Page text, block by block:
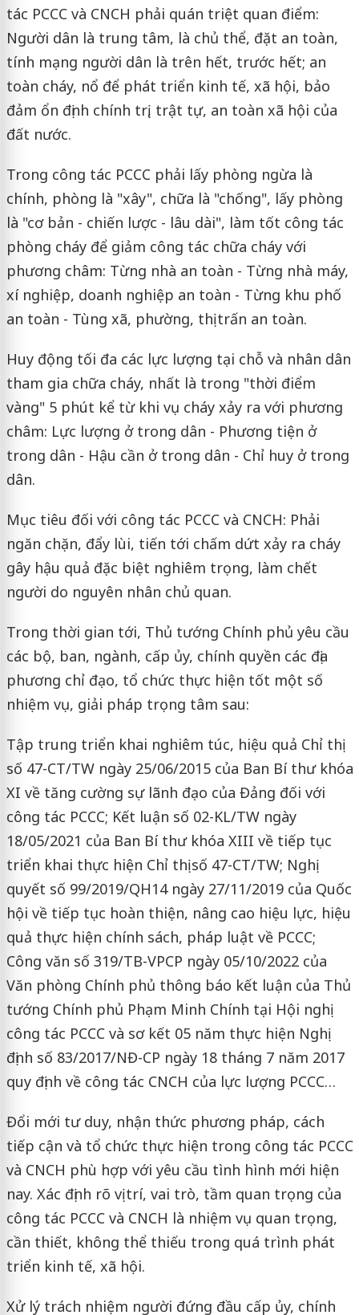
tác PCCC và CNCH phải quán triệt quan điểm:
Người dân là trung tâm, là chủ thể, đặt an toàn,
tính mạng người dân là trên hết, trước hết; an
toàn cháy, nổ để phát triển kinh tế, xã hội, bảo
đảm ổn định chính trị, trật tự, an toàn xã hội của
đất nước.
Trong công tác PCCC phải lấy phòng ngừa là
chính, phòng là "xây", chữa là "chống", lấy phòng
là "cơ bản - chiến lược - lâu dài", làm tốt công tác
phòng cháy để giảm công tác chữa cháy với
phương châm: Từng nhà an toàn - Từng nhà máy,
xí nghiệp, doanh nghiệp an toàn - Từng khu phố
an toàn - Tùng xã, phường, thị trấn an toàn.
Huy động tối đa các lực lượng tại chỗ và nhân dân
tham gia chữa cháy, nhất là trong "thời điểm
vàng" 5 phút kể từ khi vụ cháy xảy ra với phương
châm: Lực lượng ở trong dân - Phương tiện ở
trong dân - Hậu cần ở trong dân - Chỉ huy ở trong
dân.
Mục tiêu đối với công tác PCCC và CNCH: Phải
ngăn chặn, đẩy lùi, tiến tới chấm dứt xảy ra cháy
gây hậu quả đặc biệt nghiêm trọng, làm chết
người do nguyên nhân chủ quan.
Trong thời gian tới, Thủ tướng Chính phủ yêu cầu
các bộ, ban, ngành, cấp ủy, chính quyền các địa
phương chỉ đạo, tổ chức thực hiện tốt một số
nhiệm vụ, giải pháp trọng tâm sau:
Tập trung triển khai nghiêm túc, hiệu quả Chỉ thị
số 47-CT/TW ngày 25/06/2015 của Ban Bí thư khóa
XI về tăng cường sự lãnh đạo của Đảng đối với
công tác PCCC; Kết luận số 02-KL/TW ngày
18/05/2021 của Ban Bí thư khóa XIII về tiếp tục
triển khai thực hiện Chỉ thị số 47-CT/TW; Nghị
quyết số 99/2019/QH14 ngày 27/11/2019 của Quốc
hội về tiếp tục hoàn thiện, nâng cao hiệu lực, hiệu
quả thực hiện chính sách, pháp luật về PCCC;
Công văn số 319/TB-VPCP ngày 05/10/2022 của
Văn phòng Chính phủ thông báo kết luận của Thủ
tướng Chính phủ Phạm Minh Chính tại Hội nghị
công tác PCCC và sơ kết 05 năm thực hiện Nghị
định số 83/2017/NĐ-CP ngày 18 tháng 7 năm 2017
quy định về công tác CNCH của lực lượng PCCC…
Đổi mới tư duy, nhận thức phương pháp, cách
tiếp cận và tổ chức thực hiện trong công tác PCCC
và CNCH phù hợp với yêu cầu tình hình mới hiện
nay. Xác định rõ vị trí, vai trò, tầm quan trọng của
công tác PCCC và CNCH là nhiệm vụ quan trọng,
cần thiết, không thể thiếu trong quá trình phát
triển kinh tế, xã hội.
Xử lý trách nhiệm người đứng đầu cấp ủy, chính